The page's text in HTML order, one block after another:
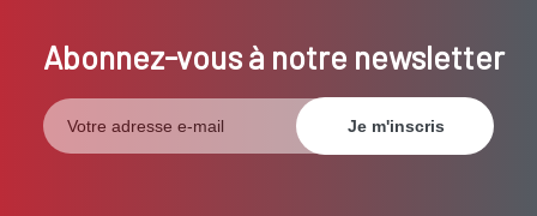
Abonnez-vous à notre newsletter